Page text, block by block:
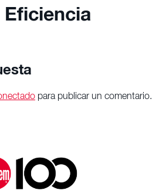
para publicar un comentario.